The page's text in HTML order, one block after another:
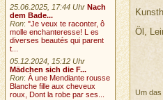
Öl,
Um
25.06.2025, 17:44 Uhr Nach
dem Bade...
Ron:"Je veux te raconter, ô
molle enchanteresse! L es
diverses beautés qui parent
t...
05.12.2024, 15:12 Uhr
Mädchen sich die F...
Ron:À une Mendiante rousse
Blanche fille aux cheveux
roux, Dont la robe par ses...